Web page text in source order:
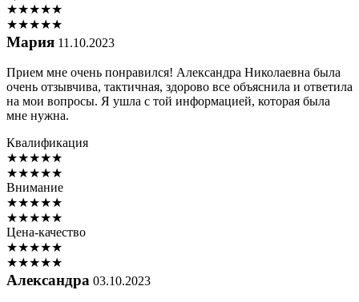
★★★★★
★★★★★
Мария 11.10.2023
Прием мне очень понравился! Александра Николаевна была
очень отзывчива, тактичная, здорово все объяснила и ответила
на мои вопросы. Я ушла с той информацией, которая была
мне нужна.
Квалификация
★★★★★
★★★★★
Внимание
★★★★★
★★★★★
Цена-качество
★★★★★
★★★★★
Александра 03.10.2023